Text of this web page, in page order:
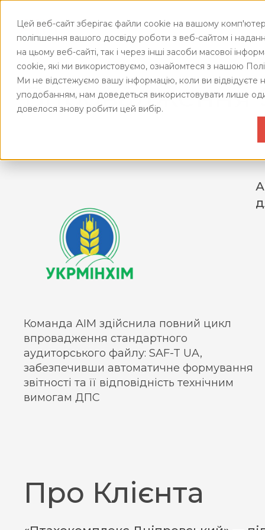
Цей веб-сайт зберігає файли cookie на вашому
поліпшення вашого досвіду роботи з веб-сайтом і
на цьому веб-сайті, так і через інші засоби масової
cookie, які ми використовуємо, ознайомтеся з нашою
Ми не відстежуємо вашу інформацію, коли ви
уподобанням, нам доведеться використовувати лише
довелося знову робити цей вибір.
ПРО АІМ
ПОДІЇ
ЯКІСТЮ
Впровадження
Команда AIM здійснила повний цикл
впровадження стандартного
аудиторського файлу: SAF-T UA,
забезпечивши автоматичне формування
звітності та її відповідність технічним
вимогам ДПС
Про Клієнта